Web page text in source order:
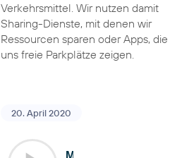
Verkehrsmittel. Wir nutzen damit
Sharing-Dienste, mit denen wir
Ressourcen sparen oder Apps, die
uns freie Parkplätze zeigen.
20. April 2020